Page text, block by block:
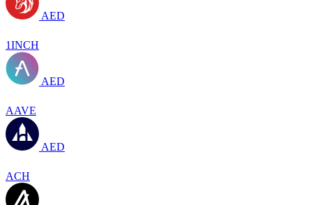
AED
1INCH
AED
AAVE
AED
ACH